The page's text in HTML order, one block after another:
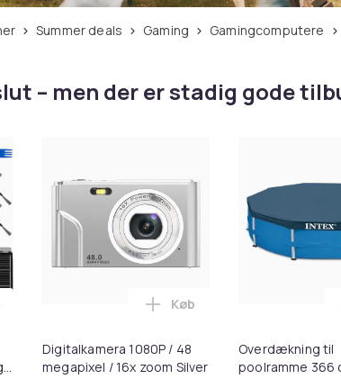
Summer deals Gaming Gamingcomputere
– men der er stadig gode
Dreame X50 Ultra tilbehørssæt til rengøring med
Digitalkamera 1080P / 48
megapixel / 16x zoom Silver
Læg Digitalkamera 1080P
Køb
Overdækning til
poolramme 366